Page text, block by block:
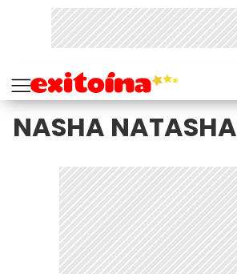
NASHA NATASHA